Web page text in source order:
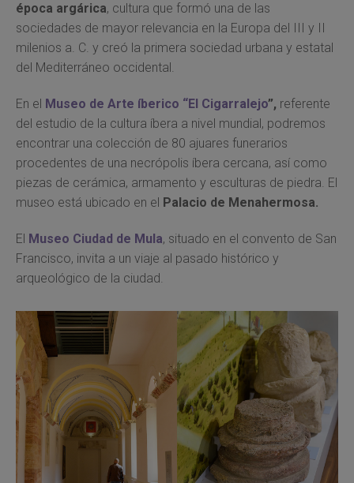
época argárica, cultura que formó una de las
sociedades de mayor relevancia en la Europa del III y II
milenios a. C. y creó la primera sociedad urbana y estatal
del Mediterráneo occidental.
En el Museo de Arte íberico “El Cigarralejo”, referente
del estudio de la cultura íbera a nivel mundial, podremos
encontrar una colección de 80 ajuares funerarios
procedentes de una necrópolis íbera cercana, así como
piezas de cerámica, armamento y esculturas de piedra. El
museo está ubicado en el Palacio de Menahermosa.
El Museo Ciudad de Mula, situado en el convento de San
Francisco, invita a un viaje al pasado histórico y
arqueológico de la ciudad.